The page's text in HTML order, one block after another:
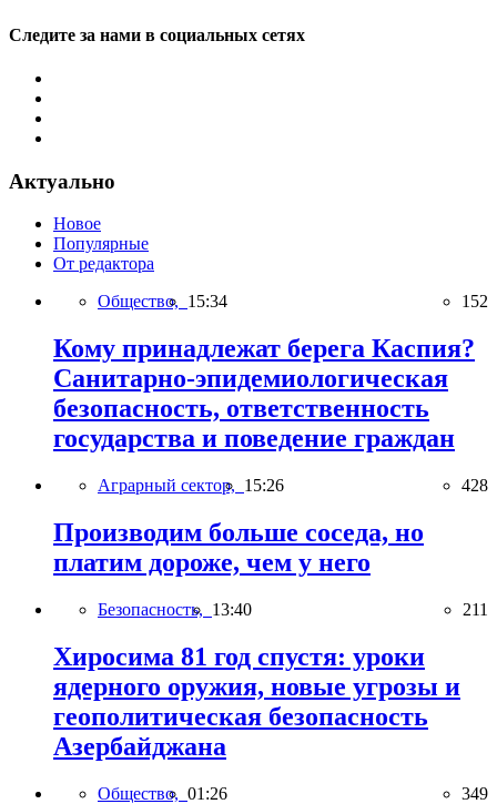
Следите за нами в социальных сетях
Актуально
Новое
Популярные
От редактора
Общество, 15:34 152
Кому принадлежат берега Каспия?
Санитарно-эпидемиологическая
безопасность, ответственность
государства и поведение граждан
Аграрный сектор, 15:26 428
Производим больше соседа, но
платим дороже, чем у него
Безопасность, 13:40 211
Хиросима 81 год спустя: уроки
ядерного оружия, новые угрозы и
геополитическая безопасность
Азербайджана
Общество, 01:26 349